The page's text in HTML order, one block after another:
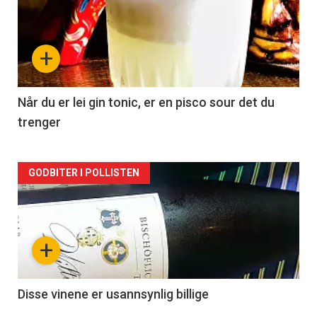
akkurat
nå
-
2
+
Når du er lei gin tonic, er en pisco sour det du
trenger
Forsiden
akkurat
nå
3
+
GODBITER I POLLISTEN
Disse vinene er usannsynlig billige